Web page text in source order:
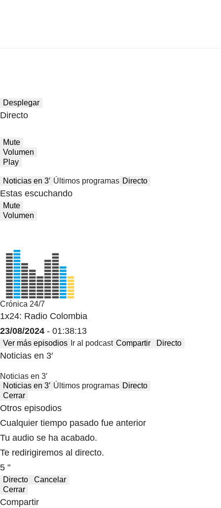
Desplegar
Directo
Mute
Volumen
Play
Noticias en 3′ Últimos programas Directo
Estas escuchando
Mute
Volumen
Crónica 24/7
1x24: Radio Colombia
23/08/2024 - 01:38:13
Ver más episodios Ir al podcast Compartir Directo
Noticias en 3′
Noticias en 3′
Noticias en 3′ Últimos programas Directo
Cerrar
Otros episodios
Cualquier tiempo pasado fue anterior
Tu audio se ha acabado.
Te redirigiremos al directo.
5 "
Directo
Cancelar
Cerrar
Compartir